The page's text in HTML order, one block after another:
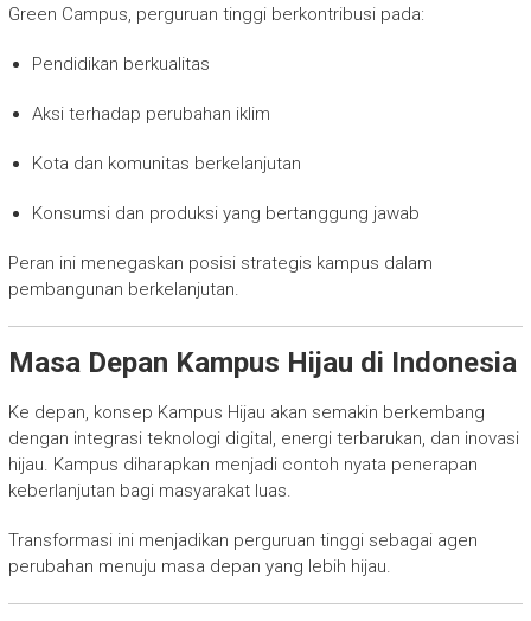
Green Campus, perguruan tinggi berkontribusi pada:
Pendidikan berkualitas
Aksi terhadap perubahan iklim
Kota dan komunitas berkelanjutan
Konsumsi dan produksi yang bertanggung jawab
Peran ini menegaskan posisi strategis kampus dalam
pembangunan berkelanjutan.
Masa Depan Kampus Hijau di Indonesia
Ke depan, konsep Kampus Hijau akan semakin berkembang
dengan integrasi teknologi digital, energi terbarukan, dan inovasi
hijau. Kampus diharapkan menjadi contoh nyata penerapan
keberlanjutan bagi masyarakat luas.
Transformasi ini menjadikan perguruan tinggi sebagai agen
perubahan menuju masa depan yang lebih hijau.